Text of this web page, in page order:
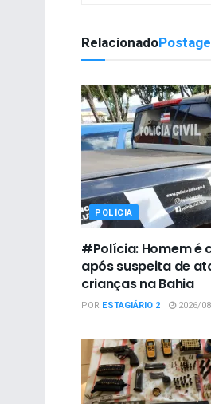
Relacionado
POLÍCIA
#Polícia: Homem é
após suspeita de
crianças na Bahia
POR ESTAGIÁRIO 2 2026/